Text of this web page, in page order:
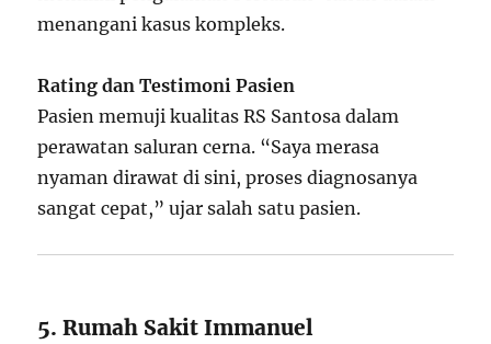
menangani kasus kompleks.
Rating dan Testimoni Pasien
Pasien memuji kualitas RS Santosa dalam
perawatan saluran cerna. “Saya merasa
nyaman dirawat di sini, proses diagnosanya
sangat cepat,” ujar salah satu pasien.
5. Rumah Sakit Immanuel